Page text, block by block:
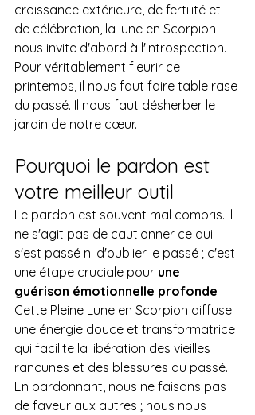
croissance extérieure, de fertilité et
de célébration, la lune en Scorpion
nous invite d'abord à l'introspection.
Pour véritablement fleurir ce
printemps, il nous faut faire table rase
du passé. Il nous faut désherber le
jardin de notre cœur.
Pourquoi le pardon est
votre meilleur outil
Le pardon est souvent mal compris. Il
ne s'agit pas de cautionner ce qui
s'est passé ni d'oublier le passé ; c'est
une étape cruciale pour une
guérison émotionnelle profonde .
Cette Pleine Lune en Scorpion diffuse
une énergie douce et transformatrice
qui facilite la libération des vieilles
rancunes et des blessures du passé.
En pardonnant, nous ne faisons pas
de faveur aux autres ; nous nous